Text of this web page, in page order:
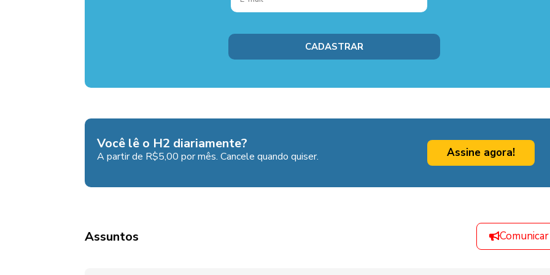
Você lê o H2 diariamente?
A partir de R$5,00 por mês. Cancele quando quiser. Assine agora!
Assuntos